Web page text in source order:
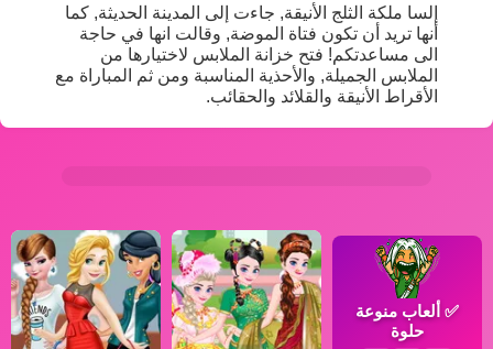
إلسا ملكة الثلج الأنيقة, جاءت إلى المدينة الحديثة, كما
أنها تريد أن تكون فتاة الموضة, وقالت انها في حاجة
الى مساعدتكم! فتح خزانة الملابس لاختيارها من
الملابس الجميلة, والأحذية المناسبة ومن ثم المباراة مع
الأقراط الأنيقة والقلائد والحقائب.
✅ ألعاب منوعة
حلوة